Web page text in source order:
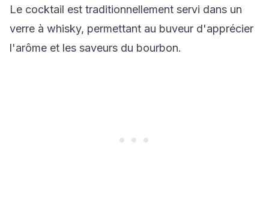
Le cocktail est traditionnellement servi dans un
verre à whisky, permettant au buveur d'apprécier
l'arôme et les saveurs du bourbon.